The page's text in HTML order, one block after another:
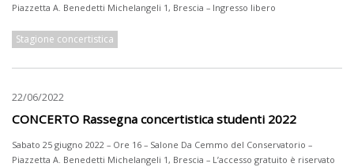
Piazzetta A. Benedetti Michelangeli 1, Brescia – Ingresso libero
Stagione concertistica
22/06/2022
CONCERTO Rassegna concertistica studenti 2022
Sabato 25 giugno 2022 – Ore 16 – Salone Da Cemmo del Conservatorio –
Piazzetta A. Benedetti Michelangeli 1, Brescia – L’accesso gratuito è riservato